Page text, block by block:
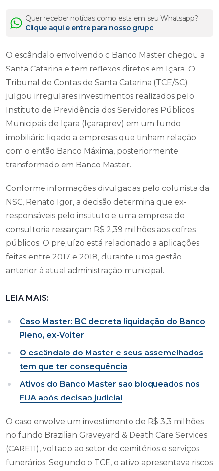
Quer receber notícias como esta em seu Whatsapp?
Clique aqui e entre para nosso grupo
O escândalo envolvendo o Banco Master chegou a
Santa Catarina e tem reflexos diretos em Içara. O
Tribunal de Contas de Santa Catarina (TCE/SC)
julgou irregulares investimentos realizados pelo
Instituto de Previdência dos Servidores Públicos
Municipais de Içara (Içaraprev) em um fundo
imobiliário ligado a empresas que tinham relação
com o então Banco Máxima, posteriormente
transformado em Banco Master.
Conforme informações divulgadas pelo colunista da
NSC, Renato Igor, a decisão determina que ex-
responsáveis pelo instituto e uma empresa de
consultoria ressarçam R$ 2,39 milhões aos cofres
públicos. O prejuízo está relacionado a aplicações
feitas entre 2017 e 2018, durante uma gestão
anterior à atual administração municipal.
LEIA MAIS:
Caso Master: BC decreta liquidação do Banco
Pleno, ex-Voiter
O escândalo do Master e seus assemelhados
tem que ter consequência
Ativos do Banco Master são bloqueados nos
EUA após decisão judicial
O caso envolve um investimento de R$ 3,3 milhões
no fundo Brazilian Graveyard & Death Care Services
(CARE11), voltado ao setor de cemitérios e serviços
funerários. Segundo o TCE, o ativo apresentava riscos